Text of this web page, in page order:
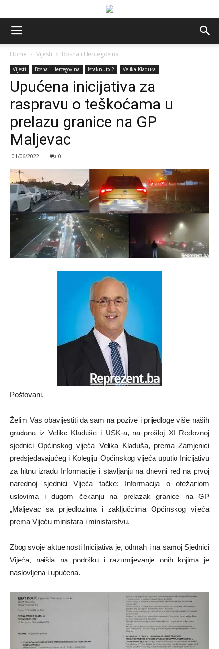
Home Vijesti Bosna i Hercegovina
Vijesti Bosna i Hercegovina Istaknuto 2 Velika Kladuša
Upućena inicijativa za
raspravu o teškoćama u
prelazu granice na GP
Maljevac
01/06/2022 0
Poštovani,
Želim Vas obavijestiti da sam na pozive i prijedloge više naših
građana iz Velike Kladuše i USK-a, na prošloj XI Redovnoj
sjednici Općinskog vijeća Velika Kladuša, prema Zamjenici
predsjedavajućeg i Kolegiju Općinskog vijeća uputio Inicijativu
za hitnu izradu Informacije i stavljanju na dnevni red na prvoj
narednoj sjednici Vijeća tačke: Informacija o otežaniom
uslovima i dugom čekanju na prelazak granice na GP
„Maljevac sa prijedlozima i zaključcima Općinskog vijeća
prema Vijeću ministara i ministarstvu.
Zbog svoje aktuelnosti Inicijativa je, odmah i na samoj Sjednici
Vijeća, naišla na podršku i razumijevanje onih kojima je
naslovljena i upućena.